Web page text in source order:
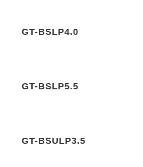
GT-BSLP4.0
GT-BSLP5.5
GT-BSULP3.5